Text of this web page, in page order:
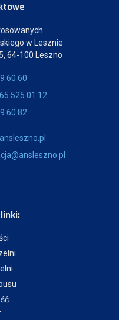
w Lesznie
64-100 Leszno
60 60
525 01 12
60 82